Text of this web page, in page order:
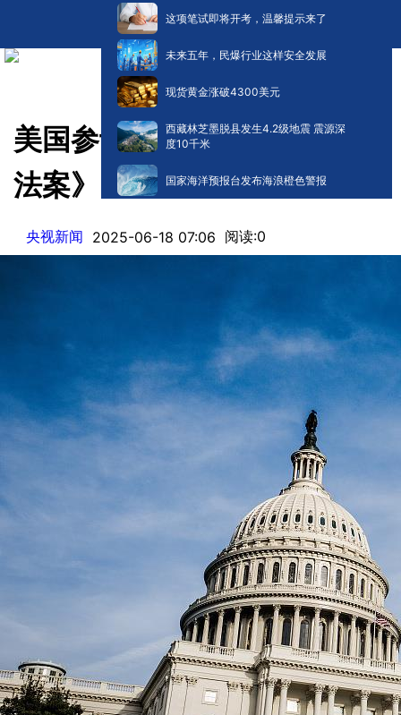
这项笔试即将开考，温馨提示来了
未来五年，民爆行业这样安全发展
现货黄金涨破4300美元
西藏林芝墨脱县发生4.2级地震 震源深
度10千米
国家海洋预报台发布海浪橙色警报
美国参议院通过稳定币《天才
法案》
央视新闻 2025-06-18 07:06 阅读:0